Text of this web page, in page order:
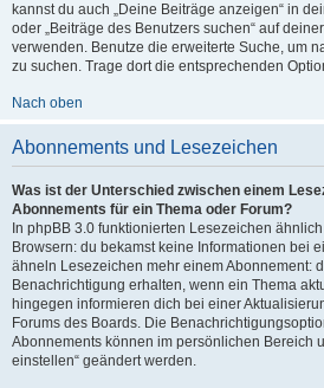
kannst du auch „Deine Beiträge anzeigen“ in
oder „Beiträge des Benutzers suchen“ auf
verwenden. Benutze die erweiterte Suche, um
zu suchen. Trage dort die entsprechenden
Nach oben
Abonnements und Lesezeichen
Was ist der Unterschied zwischen einem
Abonnements für ein Thema oder Forum?
In phpBB 3.0 funktionierten Lesezeichen
Browsern: du bekamst keine Informationen bei
ähneln Lesezeichen mehr einem Abonnement:
Benachrichtigung erhalten, wenn ein Thema
hingegen informieren dich bei einer
Forums des Boards. Die
Abonnements können im persönlichen Bereich
einstellen“ geändert werden.